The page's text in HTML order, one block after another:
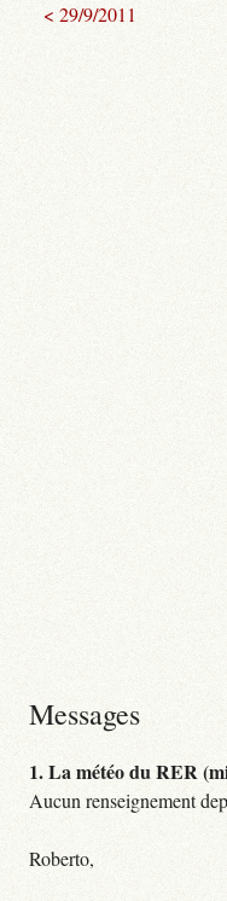
< 29/9/2011
Messages
1.La météo du RER
Aucun renseignement
Roberto,